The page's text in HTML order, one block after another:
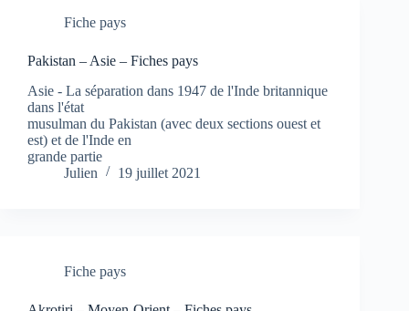
Fiche pays
Pakistan – Asie – Fiches pays
Asie - La séparation dans 1947 de l'Inde britannique
dans l'état
musulman du Pakistan (avec deux sections ouest et
est) et de l'Inde en
grande partie
Julien
19 juillet 2021
Fiche pays